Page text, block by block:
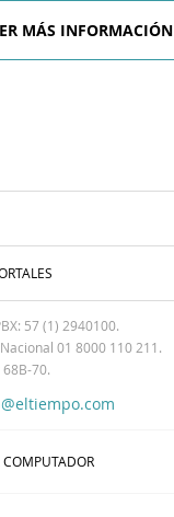
MÁS INFORMACIÓN
57 (1) 2940100.
01 8000 110 211.
70.
COMPUTADOR